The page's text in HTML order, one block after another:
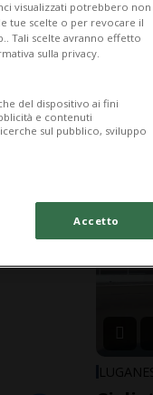
LOCARNO
visualizzati potrebbero non
tue scelte o per revocare il
Tali scelte avranno effetto
sulla privacy.
del dispositivo ai fini
e contenuti
sul pubblico, sviluppo
Accetto